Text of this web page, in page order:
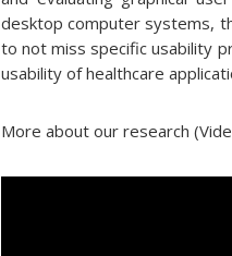
desktop computer systems,
to not miss specific usability
usability of healthcare
More about our research